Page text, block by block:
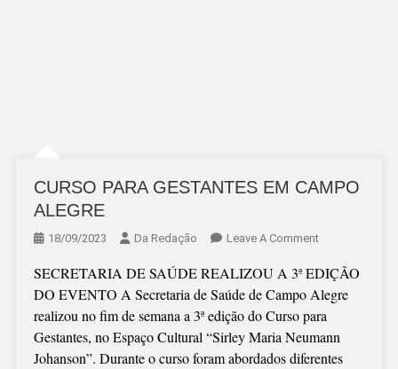
CURSO PARA GESTANTES EM CAMPO
ALEGRE
18/09/2023 Da Redação Leave A CommentOn
PARA
GESTANTES
EM
CAMPO
ALEGRE
SECRETARIA DE SAÚDE REALIZOU A 3ª EDIÇÃO
DO EVENTO A Secretaria de Saúde de Campo Alegre
realizou no fim de semana a 3ª edição do Curso para
Gestantes, no Espaço Cultural “Sirley Maria Neumann
Johanson”. Durante o curso foram abordados diferentes